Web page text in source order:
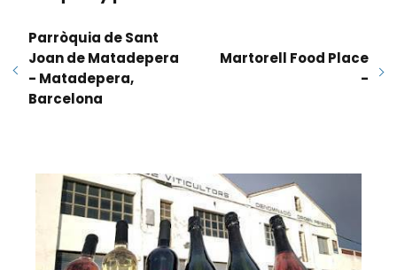
Parròquia de Sant
Joan de Matadepera
- Matadepera,
Barcelona
Martorell Food Place
-